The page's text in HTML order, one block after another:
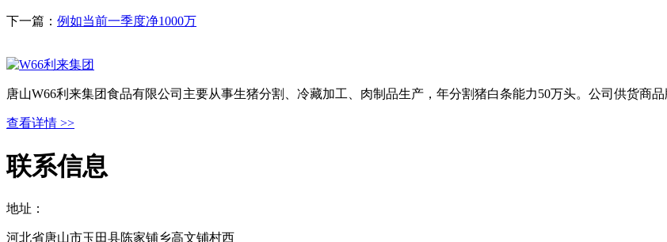
下一篇： 例如当前一季度净1000万
唐山W66利来集团食品有限公司主要从事生猪分割、冷藏加工、肉制品生产，年分割猪白条能力50万头。公司供货商
查看详情 >>
联系信息
地址：
河北省唐山市玉田县陈家铺乡高文铺村西